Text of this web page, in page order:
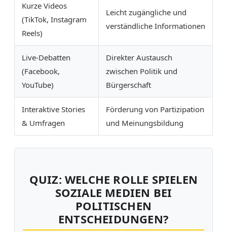
Kurze Videos
(TikTok, Instagram
Reels)
Leicht zugängliche und
verständliche Informationen
Live-Debatten
(Facebook,
YouTube)
Direkter Austausch
zwischen Politik und
Bürgerschaft
Interaktive Stories
& Umfragen
Förderung von Partizipation
und Meinungsbildung
QUIZ: WELCHE ROLLE SPIELEN
SOZIALE MEDIEN BEI
POLITISCHEN
ENTSCHEIDUNGEN?